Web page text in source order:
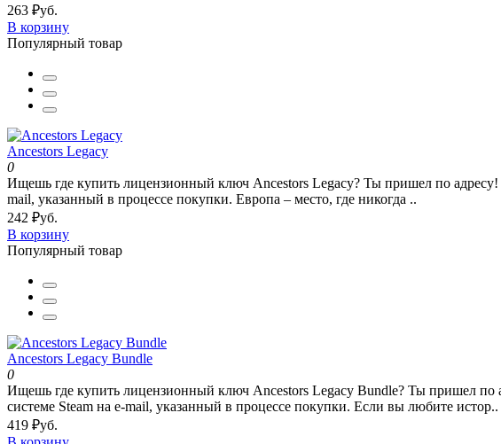
263 ₽уб.
В корзину
Популярный товар
Ancestors Legacy
0
Ищешь где купить лицензионный ключ Ancestors Legacy? Ты пришел по
mail, указанный в процессе покупки. Европа – место, где никогда ..
242 ₽уб.
В корзину
Популярный товар
Ancestors Legacy Bundle
0
Ищешь где купить лицензионный ключ Ancestors Legacy Bundle? Ты пришел по
системе Steam на e-mail, указанный в процессе покупки. Если вы любите истор..
419 ₽уб.